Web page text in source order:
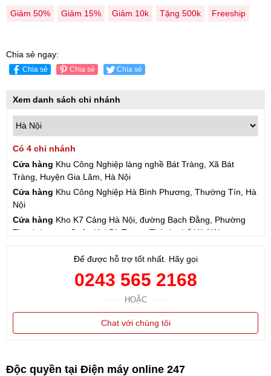
Giảm 50% Giảm 15% Giảm 10k Tặng 500k Freeship
Chia sẻ ngay:
Chia sẻ Chia sẻ Chia sẻ
Xem danh sách chi nhánh
Có 4 chi nhánh
Cửa hàng Khu Công Nghiệp làng nghề Bát Tràng, Xã Bát
Tràng, Huyện Gia Lâm, Hà Nội
Cửa hàng Khu Công Nghiệp Hà Bình Phương, Thường Tín, Hà
Nội
Cửa hàng Kho K7 Cảng Hà Nội, đường Bạch Đằng, Phường
Thanh Lương, Quận Hai Bà Trưng, Thành phố Hà Nội
Để được hỗ trợ tốt nhất. Hãy gọi
0243 565 2168
HOẶC
Chat với chúng tôi
Độc quyền tại Điện máy online 247